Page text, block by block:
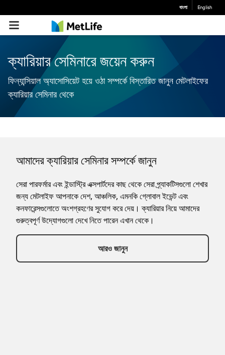
বাংলা English
ক্যারিয়ার সেমিনারে জয়েন করুন
ফিন্যান্সিয়াল অ্যাসোসিয়েট হয়ে ওঠা সম্পর্কে বিস্তারিত জানুন মেটলাইফের
ক্যারিয়ার সেমিনার থেকে
আমাদের ক্যারিয়ার সেমিনার সম্পর্কে জানুন
সেরা পারফর্মার এবং ইন্ডাস্ট্রি এক্সপার্টদের কাছ থেকে সেরা প্র্যাকটিসগুলো শেখার
জন্য মেটলাইফ আপনাকে দেশ, আঞ্চলিক, এমনকি গ্লোবাল ইভেন্ট এবং
কনফারেন্সগুলোতে অংশগ্রহণের সুযোগ করে দেয়। ক্যারিয়ার নিয়ে আমাদের
গুরুত্বপূর্ণ উদ্যোগগুলো দেখে নিতে পারেন এখান থেকে।
আরও জানুন